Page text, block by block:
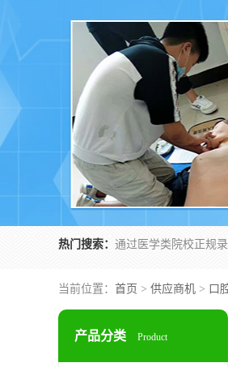
热门搜索：
当前位置： 首页 > 供应商机 > 口
产品分类 Product